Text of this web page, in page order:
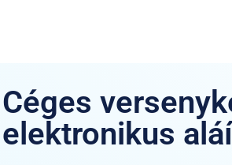
Céges
elektronikus